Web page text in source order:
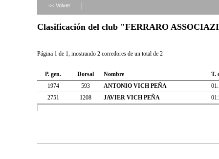
<< Volver
Clasificación del club "FERRARO
Página 1 de 1, mostrando 2 corredores de un total de 2
P. gen. Dorsal Nombre
T.
1974
593 ANTONIO VICH PEÑA
2751
1208 JAVIER VICH PEÑA
|